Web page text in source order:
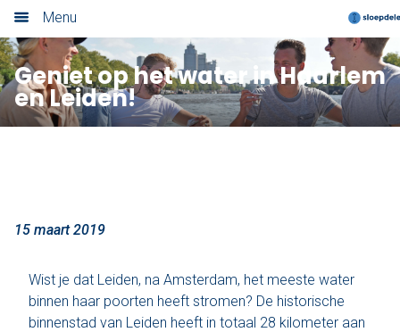
Menu
Home
Nieuwsoverzicht
Amsterdam
Utrecht
Rotterdam
Geniet op het water in Haarlem
en Leiden!
15 maart 2019
Wist je dat Leiden, na Amsterdam, het meeste water
binnen haar poorten heeft stromen? De historische
binnenstad van Leiden heeft in totaal 28 kilometer aan